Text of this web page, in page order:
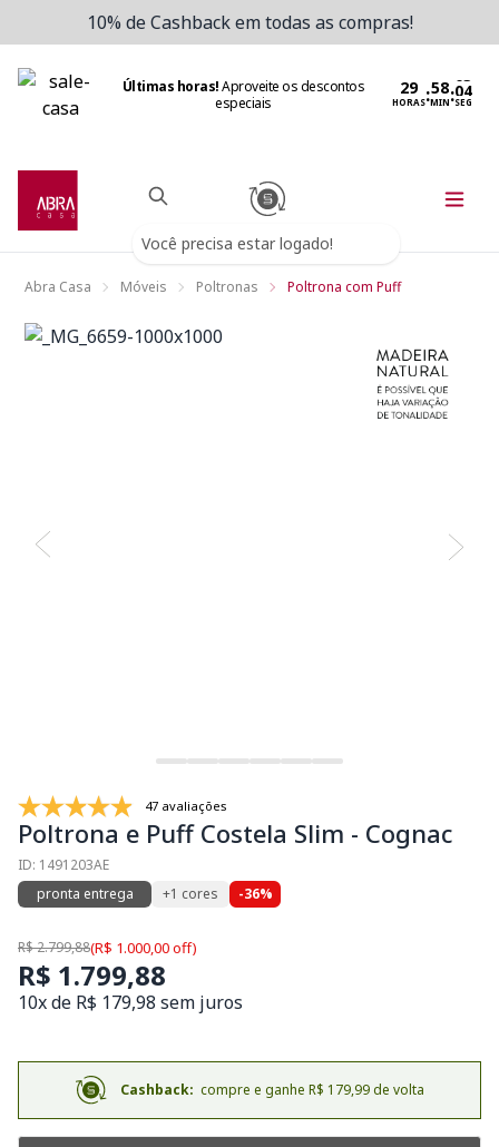
10% de Cashback em todas as compras!
Últimas horas!Aproveite os descontos
especiais
HORAS:MIN:SEG
Você precisa estar logado!
Abra Casa Móveis Poltronas Poltrona com Puff
47 avaliações
Poltrona e Puff Costela Slim - Cognac
ID: 1491203AE
pronta entrega
+1 cores -36%
R$ 2.799,88(R$ 1.000,00 off)
R$ 1.799,88
10x de R$ 179,98 sem juros
Cashback: compre e ganhe R$ 179,99 de volta